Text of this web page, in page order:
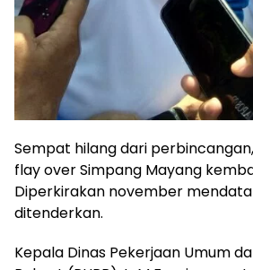
Sempat hilang dari
flay over Simpang Mayang
Diperkirakan november
ditenderkan.
Kepala Dinas Pekerjaan Umum